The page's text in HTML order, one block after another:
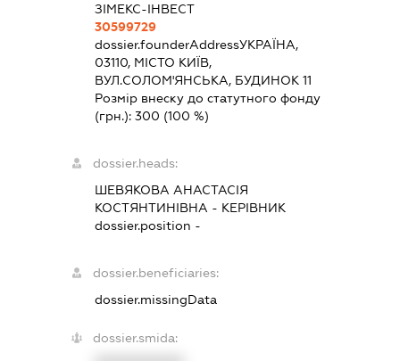
ЗІМЕКС-ІНВЕСТ
30599729
dossier.founderAddressУКРАЇНА,
03110, МІСТО КИЇВ,
ВУЛ.СОЛОМ'ЯНСЬКА, БУДИНОК 11
Розмір внеску до статутного фонду
(грн.): 300 (100 %)
dossier.heads:
ШЕВЯКОВА АНАСТАСІЯ
КОСТЯНТИНІВНА - КЕРІВНИК
dossier.position -
dossier.beneficiaries:
dossier.missingData
dossier.smida: